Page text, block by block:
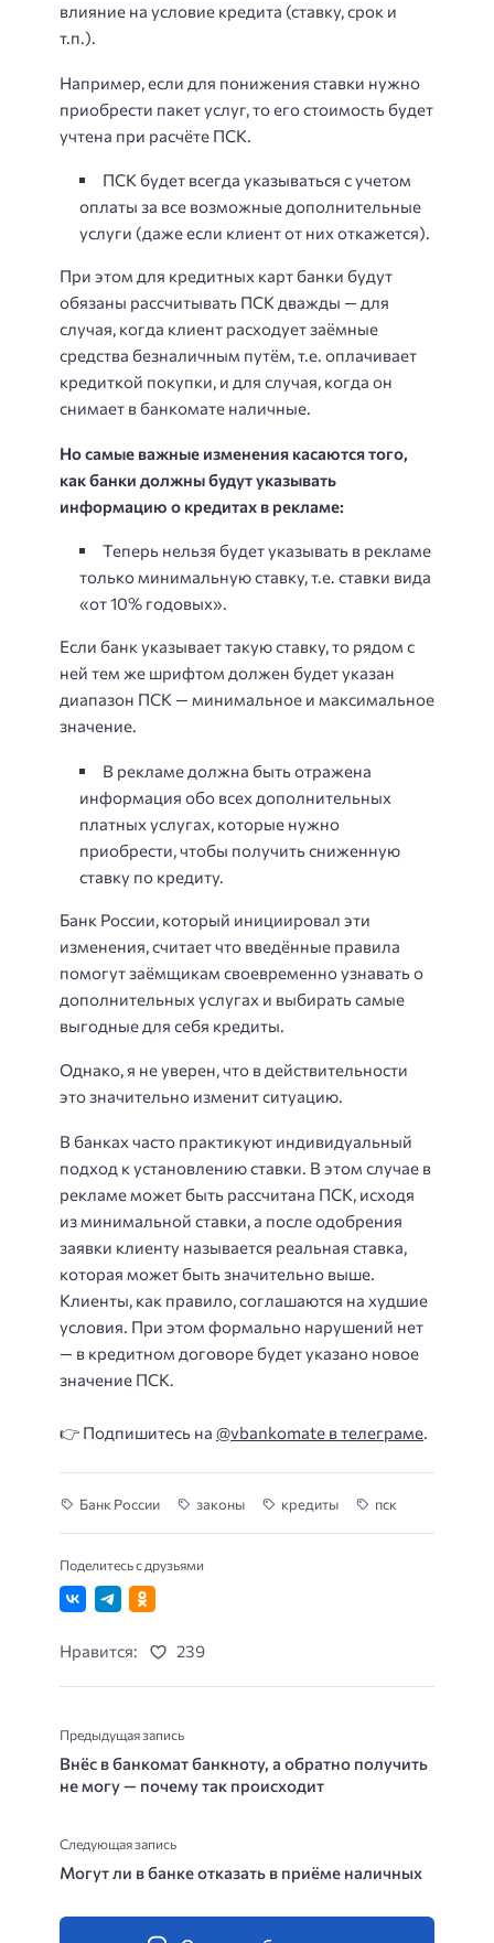
влияние на условие кредита (ставку, срок и
т.п.).
Например, если для понижения ставки нужно
приобрести пакет услуг, то его стоимость будет
учтена при расчёте ПСК.
ПСК будет всегда указываться с учетом
оплаты за все возможные дополнительные
услуги (даже если клиент от них откажется).
При этом для кредитных карт банки будут
обязаны рассчитывать ПСК дважды — для
случая, когда клиент расходует заёмные
средства безналичным путём, т.е. оплачивает
кредиткой покупки, и для случая, когда он
снимает в банкомате наличные.
Но самые важные изменения касаются того,
как банки должны будут указывать
информацию о кредитах в рекламе:
Теперь нельзя будет указывать в рекламе
только минимальную ставку, т.е. ставки вида
«от 10% годовых».
Если банк указывает такую ставку, то рядом с
ней тем же шрифтом должен будет указан
диапазон ПСК — минимальное и максимальное
значение.
В рекламе должна быть отражена
информация обо всех дополнительных
платных услугах, которые нужно
приобрести, чтобы получить сниженную
ставку по кредиту.
Банк России, который инициировал эти
изменения, считает что введённые правила
помогут заёмщикам своевременно узнавать о
дополнительных услугах и выбирать самые
выгодные для себя кредиты.
Однако, я не уверен, что в действительности
это значительно изменит ситуацию.
В банках часто практикуют индивидуальный
подход к установлению ставки. В этом случае в
рекламе может быть рассчитана ПСК, исходя
из минимальной ставки, а после одобрения
заявки клиенту называется реальная ставка,
которая может быть значительно выше.
Клиенты, как правило, соглашаются на худшие
условия. При этом формально нарушений нет
— в кредитном договоре будет указано новое
значение ПСК.
👉 Подпишитесь на @vbankomate в телеграме.
Банк России законы кредиты пск
Поделитесь с друзьями
Нравится: 239
Предыдущая запись
Внёс в банкомат банкноту, а обратно получить
не могу — почему так происходит
Следующая запись
Могут ли в банке отказать в приёме наличных